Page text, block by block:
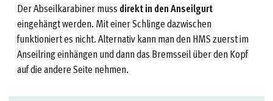
Der Abseilkarabiner muss direkt in den Anseilgurt
eingehängt werden. Mit einer Schlinge dazwischen
funktioniert es nicht. Alternativ kann man den HMS zuerst im
Anseilring einhängen und dann das Bremsseil über den Kopf
auf die andere Seite nehmen.